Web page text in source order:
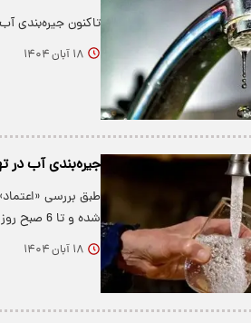
تاکنون جیره‌بندی
۱۸ آبان ۱۴۰۴
جیره‌بندی آب در
شده و تا 6 صبح روز بعد ادامه داشته است.…
۱۸ آبان ۱۴۰۴